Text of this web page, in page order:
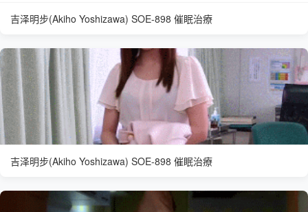
吉泽明步(Akiho Yoshizawa) SOE-898 催眠治療
吉泽明步(Akiho Yoshizawa) SOE-898 催眠治療